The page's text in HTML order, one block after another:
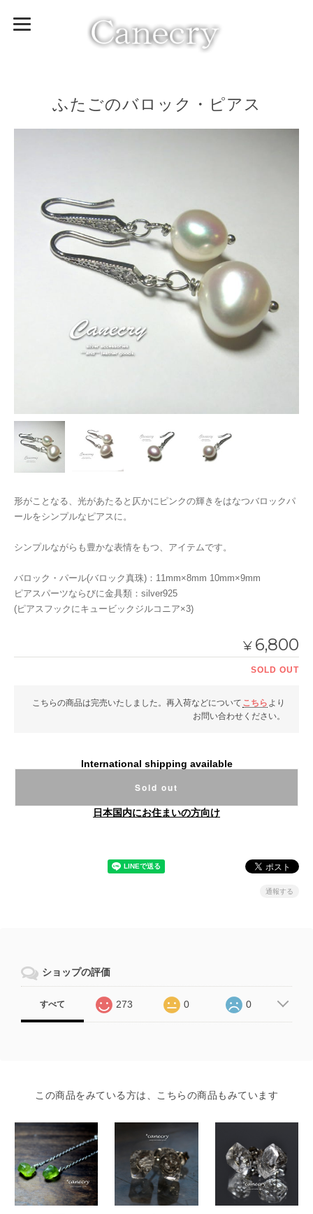
ふたごのバロック・ピアス
形がことなる、光があたると仄かにピンクの輝きをはなつバロックパ
ールをシンプルなピアスに。
シンプルながらも豊かな表情をもつ、アイテムです。
バロック・パール(バロック真珠)：11mm×8mm 10mm×9mm
ピアスパーツならびに金具類：silver925
(ピアスフックにキュービックジルコニア×3)
¥ 6,800
SOLD OUT
こちらの商品は完売いたしました。再入荷などについて こちら より
お問い合わせください。
International shipping available
Sold out
日本国内にお住まいの方向け
通報する
ショップの評価
すべて 273 0 0
この商品をみている方は、こちらの商品もみています